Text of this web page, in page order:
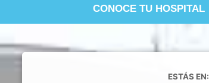
CONOCE TU HOSPITAL
ESTÁS EN: